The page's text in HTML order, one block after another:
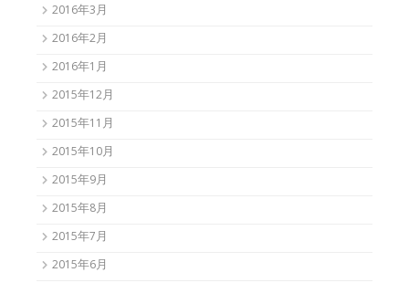
2016年3月
2016年2月
2016年1月
2015年12月
2015年11月
2015年10月
2015年9月
2015年8月
2015年7月
2015年6月